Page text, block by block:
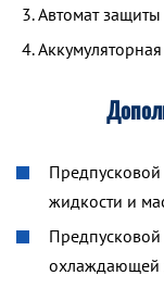
Автомат защиты
жидкости и